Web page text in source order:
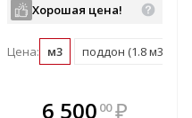
В комплекте
Хорошая цена!
Цена: м3 поддон (1.8 м3)
6 500 00 ₽